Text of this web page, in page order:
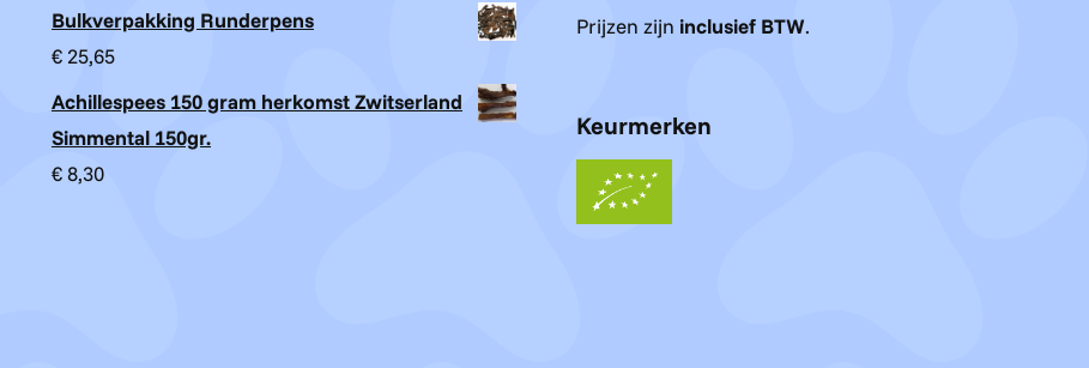
Bulkverpakking Runderpens
€ 25,65
Achillespees 150 gram herkomst Zwitserland
Simmental 150gr.
€8,30
Prijzen zijn inclusief BTW.
Keurmerken